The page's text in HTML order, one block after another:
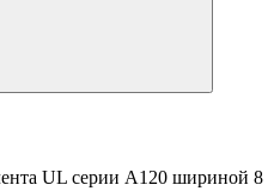
UL серии A120 шириной 8